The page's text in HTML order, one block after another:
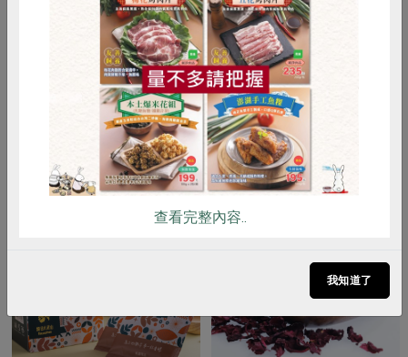
有限責任屏東縣原住民泰武咖啡生產
燦日大武山咖啡-日曬處理
$500 暫無庫存
有限責任屏東縣原住民泰武咖啡生產
合作社顏明貴
燦日大武山咖啡-蜜處理
112 公克
全素 常溫
$500 暫無庫存
RPET 食譜 減硝酸鹽
雞蛋 食安 共同購買
查看完整內容..
我知道了